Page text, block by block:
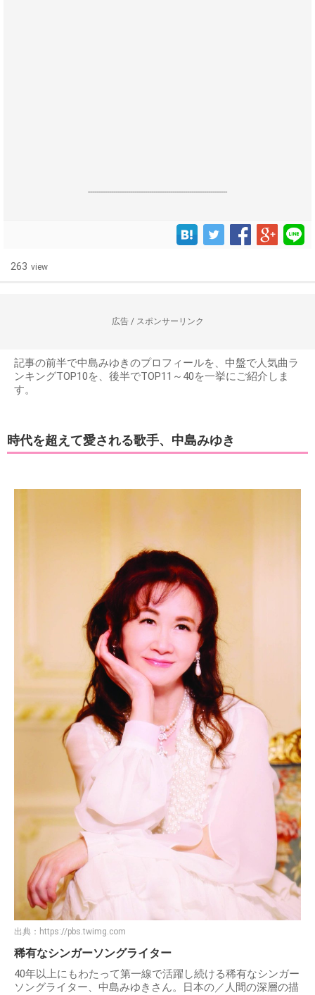
------------------------------------------------------------------
263 view
広告 / スポンサーリンク
記事の前半で中島みゆきのプロフィールを、中盤で人気曲ラ
ンキングTOP10を、後半でTOP11～40を一挙にご紹介しま
す。
時代を超えて愛される歌手、中島みゆき
出典： https://pbs.twimg.com
稀有なシンガーソングライター
40年以上にもわたって第一線で活躍し続ける稀有なシンガー
ソングライター、中島みゆきさん。日本の／人間の深層の描